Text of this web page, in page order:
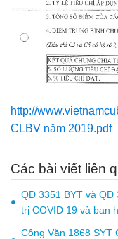
http://
CLBV năm 2019.pdf
Các bài viết liên
QĐ 3351 BYT và QĐ
trị COVID 19 và ban
Công Văn 1868 SYT